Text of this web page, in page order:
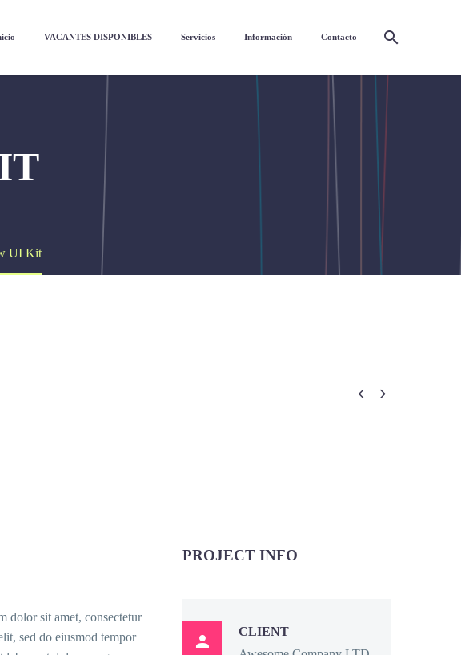
VACANTES DISPONIBLES Servicios Información Contacto
UI Kit
 
dolor sit amet, consectetur
sed do eiusmod tempor
PROJECT INFO

CLIENT